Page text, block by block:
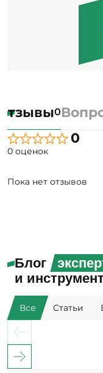
0
0
0 оценок
Пока нет отзывов
Блог
и
Все Статьи